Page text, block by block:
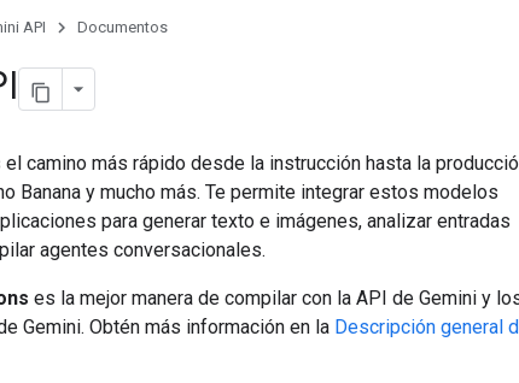
API Documentos
el camino más rápido desde la instrucción hasta la
Banana y mucho más. Te permite integrar estos modelos
para generar texto e imágenes, analizar entradas
agentes conversacionales.
es la mejor manera de compilar con la API de Gemini y
Gemini. Obtén más información en la Descripción general